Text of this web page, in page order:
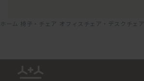
ホーム 椅子・チェア オフィスチェア・デスクチェア